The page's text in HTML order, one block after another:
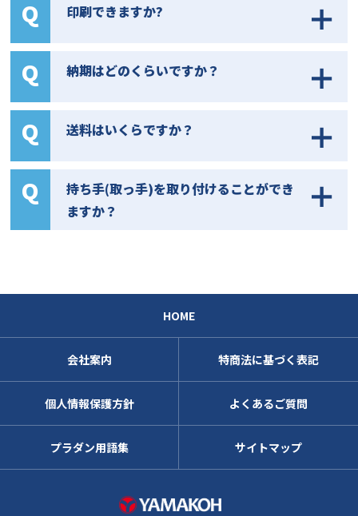
印刷できますか?
納期はどのくらいですか？
送料はいくらですか？
持ち手(取っ手)を取り付けることができ
ますか？
HOME
会社案内 特商法に基づく表記
個人情報保護方針 よくあるご質問
プラダン用語集 サイトマップ